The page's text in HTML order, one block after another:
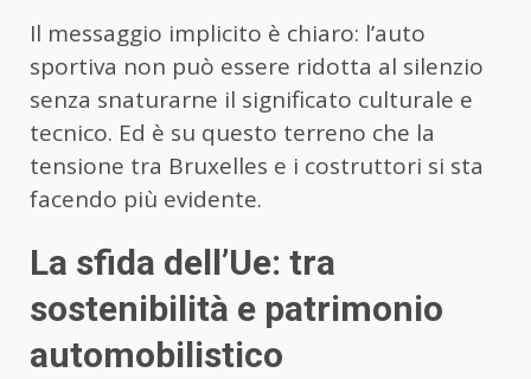
Il messaggio implicito è chiaro: l’auto
sportiva non può essere ridotta al silenzio
senza snaturarne il significato culturale e
tecnico. Ed è su questo terreno che la
tensione tra Bruxelles e i costruttori si sta
facendo più evidente.
La sfida dell’Ue: tra
sostenibilità e patrimonio
automobilistico